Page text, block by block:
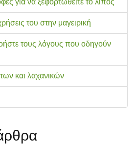
του στην μαγειρική
τους λόγους που οδηγούν
και λαχανικών